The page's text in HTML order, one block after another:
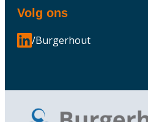
Volg ons
/Burgerhout